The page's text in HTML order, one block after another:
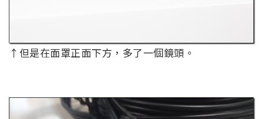
↑但是在面罩正面下方，多了一個鏡頭。